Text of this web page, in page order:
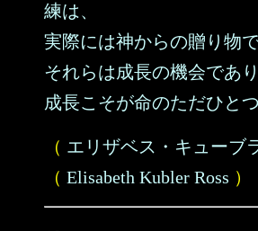
練は、
実際には神からの贈り物で
それらは成長の機会であり
成長こそが命のただひとつ
（ エリザベス・キューブ
（ Elisabeth Kubler Ross ）